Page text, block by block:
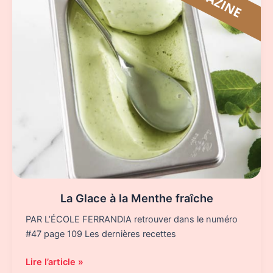
La Glace à la Menthe fraîche
PAR L’ÉCOLE FERRANDIA retrouver dans le numéro
#47 page 109 Les dernières recettes
La
Lire l’article »